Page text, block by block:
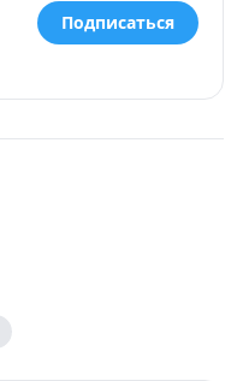
Подписаться